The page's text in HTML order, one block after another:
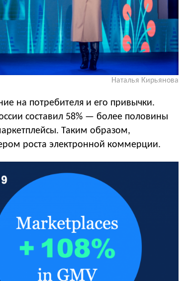
Наталья Кирьянова
на потребителя и его привычки.
составил 58% — более половины
Таким образом,
роста электронной коммерции.